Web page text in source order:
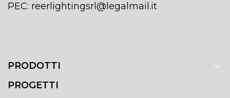
PEC: reerlightingsrl@legalmail.it
PRODOTTI
PROGETTI